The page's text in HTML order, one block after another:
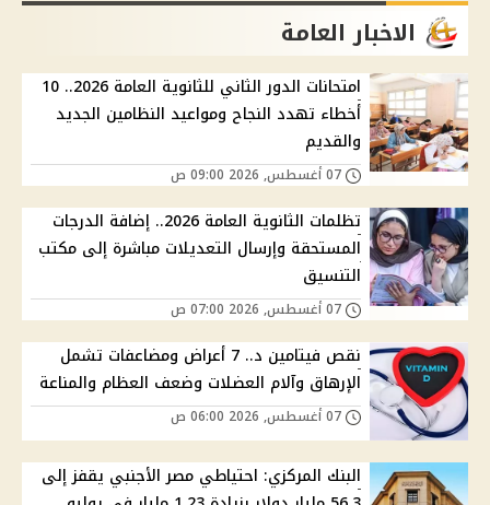
الاخبار العامة
امتحانات الدور الثاني للثانوية العامة 2026.. 10
أخطاء تهدد النجاح ومواعيد النظامين الجديد
والقديم
تظلمات الثانوية العامة 2026.. إضافة الدرجات
المستحقة وإرسال التعديلات مباشرة إلى مكتب
التنسيق
نقص فيتامين د.. 7 أعراض ومضاعفات تشمل
الإرهاق وآلام العضلات وضعف العظام والمناعة
البنك المركزي: احتياطي مصر الأجنبي يقفز إلى